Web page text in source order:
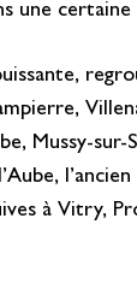
une
Mussy-
à Vitry,